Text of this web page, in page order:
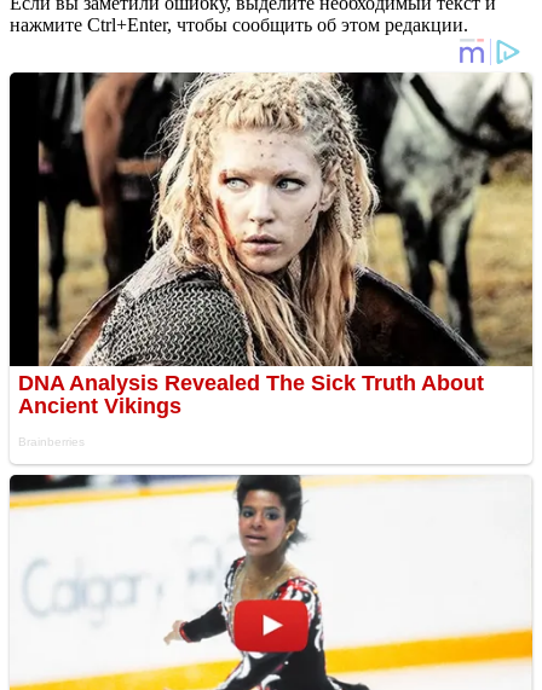
нажмите Ctrl+Enter, чтобы сообщить об этом редакции.